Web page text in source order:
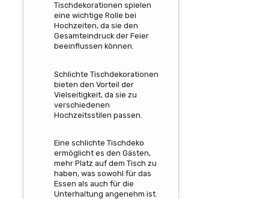
Tischdekorationen spielen
eine wichtige Rolle bei
Hochzeiten, da sie den
Gesamteindruck der Feier
beeinflussen können.
Schlichte Tischdekorationen
bieten den Vorteil der
Vielseitigkeit, da sie zu
verschiedenen
Hochzeitsstilen passen.
Eine schlichte Tischdeko
ermöglicht es den Gästen,
mehr Platz auf dem Tisch zu
haben, was sowohl für das
Essen als auch für die
Unterhaltung angenehm ist.